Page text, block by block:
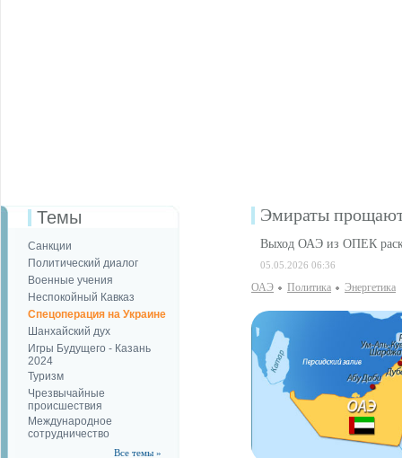
Темы
Санкции
Политический диалог
Военные учения
Неспокойный Кавказ
Спецоперация на Украине
Шанхайский дух
Игры Будущего - Казань
2024
Туризм
Чрезвычайные
происшествия
Международное
сотрудничество
Все темы »
Эмираты
Выход ОАЭ из ОПЕК
05.05.2026 06:36
ОАЭ Политика Энергетика